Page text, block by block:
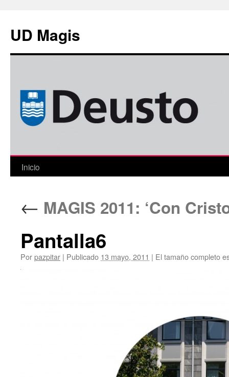
contenido
UD Magis
Inicio
← MAGIS 2011: ‘Con
Pantalla6
Porpazpitar | Publicado 13 mayo, 2011 | El tamaño completo